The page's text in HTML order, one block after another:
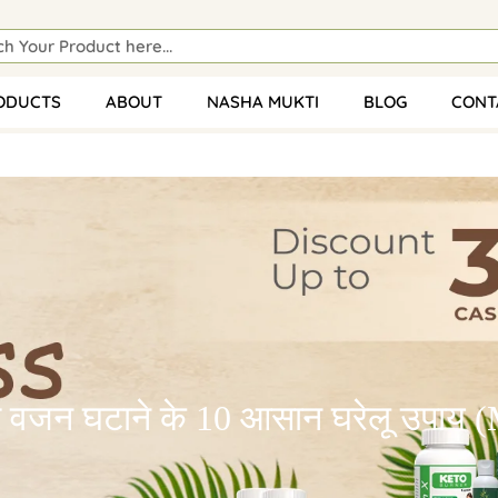
ABOUT NASHA MUKTI BLOG
वजन घटाने के 10 आसान घरेलू उपाय